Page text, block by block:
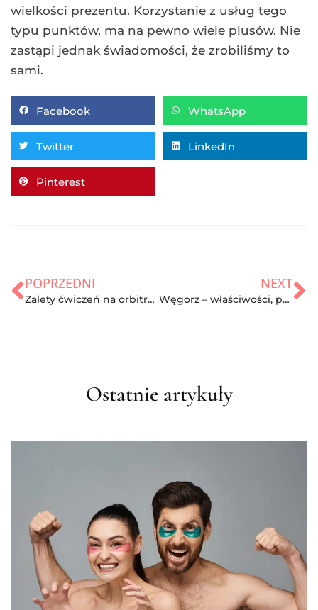
wielkości prezentu. Korzystanie z usług tego
typu punktów, ma na pewno wiele plusów. Nie
zastąpi jednak świadomości, że zrobiliśmy to
sami.
Facebook WhatsApp
Twitter LinkedIn
Pinterest
POPRZEDNI
Zalety ćwiczeń na orbitreku!
NEXT
Węgorz – właściwości, przygotowanie oraz cena
Ostatnie artykuły